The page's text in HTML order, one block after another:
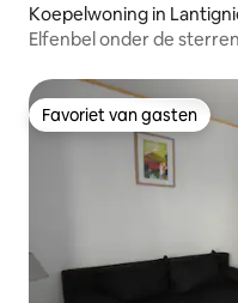
Koepelwoning in
Elfenbel onder de
Favoriet van gasten
Favoriet van gasten